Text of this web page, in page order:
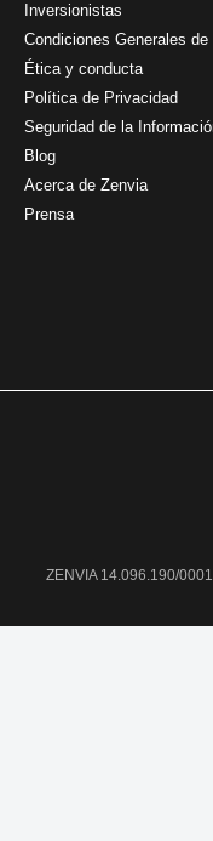
Inversionistas
Condiciones Generales
Ética y conducta
Política de Privacidad
Seguridad de la
Blog
Acerca de Zenvia
Prensa
ZENVIA 14.096.190/